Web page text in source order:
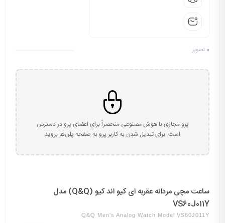
0 تصویر
پرو مجازی با هوش مصنوعی منحصراً برای اعضای پرو در دسترس
است. برای تبدیل شدن به کاربر پرو به صفحه پلن‌ها بروید
ساعت مچی مردانه عقربه ای کیو اند کیو (Q&Q) مدل
VS60J011Y
Q&Q Men's Analog Watch Model VS60J011Y